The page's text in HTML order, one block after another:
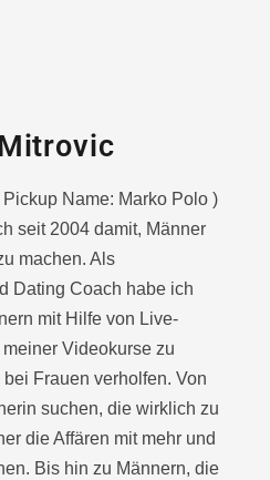
Name: Marko Polo )
seit 2004 damit, Männer
machen. Als
Dating Coach habe ich
mit Hilfe von Live-
meiner Videokurse zu
Frauen verholfen. Von
suchen, die wirklich zu
die Affären mit mehr und
Bis hin zu Männern, die